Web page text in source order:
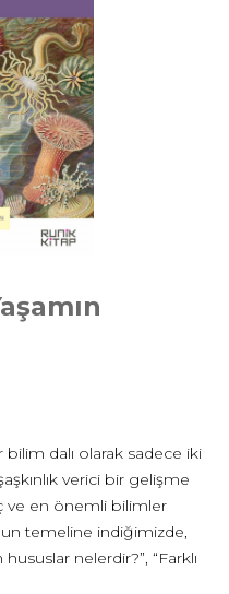
bilim dalı olarak sadece iki
verici bir gelişme
ve en önemli bilimler
temeline indiğimizde,
hususlar nelerdir?”, “Farklı
mevcuttur?”,